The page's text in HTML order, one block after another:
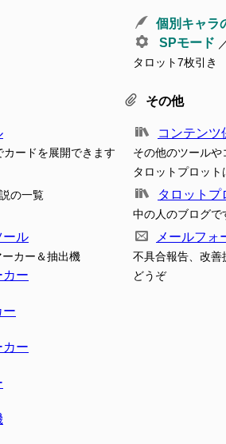
個別キャラ
SPモード
タロット7枚引き
ードを展開できます
の一覧
ール
カー＆抽出機
カー
ー
カー
その他
コンテンツ
その他のツール
タロットプロッ
タロットプ
中の人のブログで
メールフォ
不具合報告、改善
どうぞ